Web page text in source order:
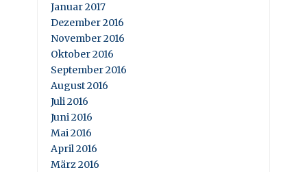
Januar 2017
Dezember 2016
November 2016
Oktober 2016
September 2016
August 2016
Juli 2016
Juni 2016
Mai 2016
April 2016
März 2016